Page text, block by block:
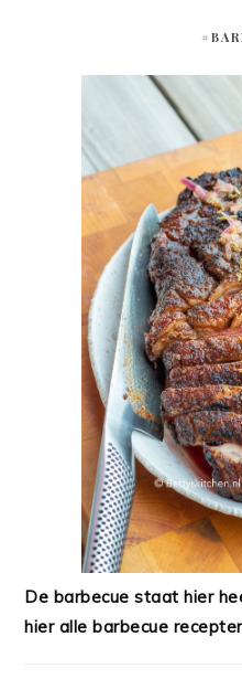
De barbecue staat hier
hier alle barbecue